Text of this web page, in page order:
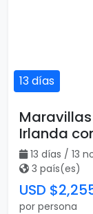
13 días
Irlanda
13 días / 13
3 país(es)
USD
por persona